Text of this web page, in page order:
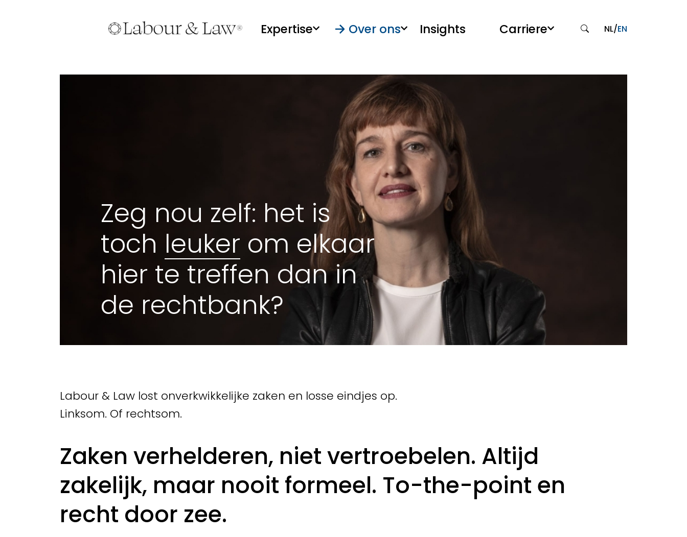
Expertise Over ons Insights Carriere NL/EN
Zeg nou zelf: het is
toch leuker om elkaar
hier te treffen dan in
de rechtbank?
Labour & Law lost onverkwikkelijke zaken en losse eindjes op.
Linksom. Of rechtsom.
Zaken verhelderen, niet vertroebelen. Altijd
zakelijk, maar nooit formeel. To-the-point en
recht door zee.